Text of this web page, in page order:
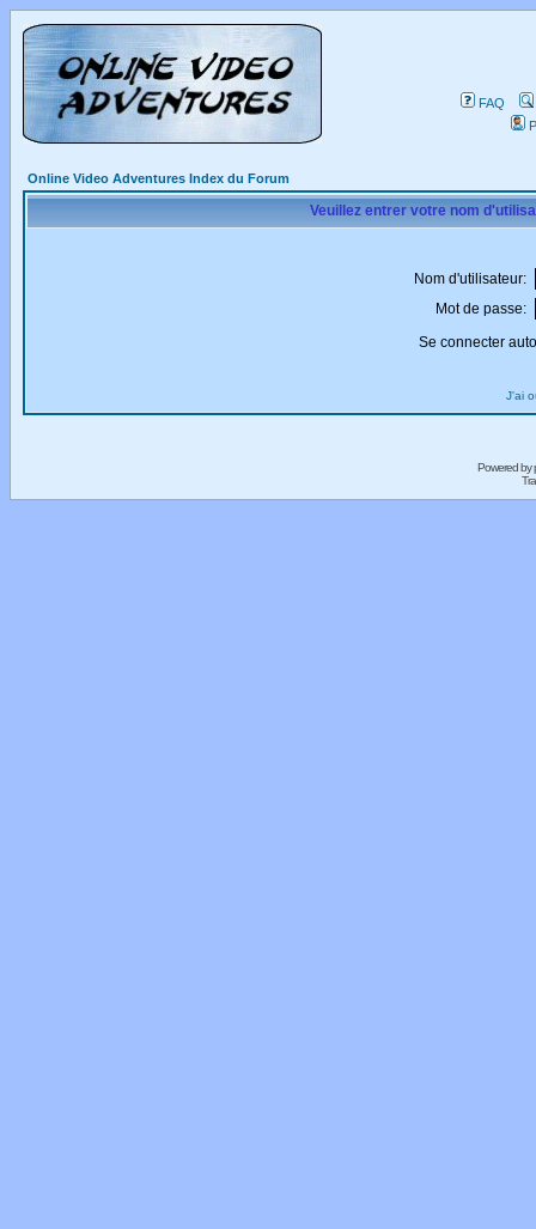
FAQ
Online Video Adventures Index du Forum
Veuillez entrer votre nom
Nom d'utilisateur:
Mot de passe:
Se connecter
J'ai
Powered by